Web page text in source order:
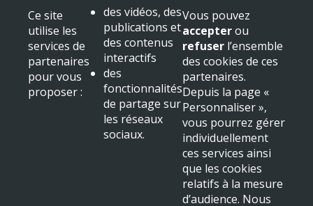
Fermeture bibliothèque
Congès
+ voir toutes les actualités
Mairie de Beaulieu sur Dordogne
Place Albert
19120 Beaulieu sur Dordogne
NOUS LOCALISER
Ce site
utilise les
services de
partenaires
pour vous
proposer :
des vidéos, des
publications et
des contenus
interactifs
des
fonctionnalités
de partage sur
les réseaux
sociaux.
Vous pouvez
accepterou
refuser l’ensemble
des cookies de ces
partenaires.
Depuis la page «
Personnaliser »,
vous pourrez gérer
individuellement
ces services ainsi
que les cookies
relatifs à la mesure
d’audience. Nous